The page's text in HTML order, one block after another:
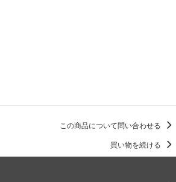
この商品について問い合わせる
買い物を続ける